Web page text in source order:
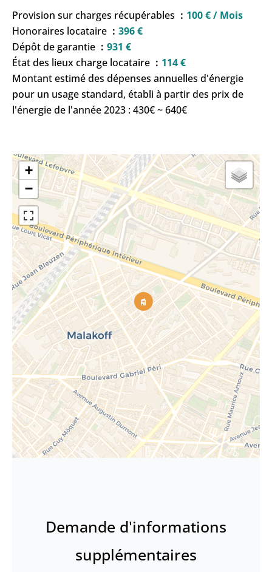
Provision sur charges récupérables
100 € / Mois
Honoraires locataire
396 €
Dépôt de garantie
931 €
État des lieux charge locataire
114 €
Montant estimé des dépenses annuelles d'énergie
pour un usage standard, établi à partir des prix de
l'énergie de l'année 2023 : 430€ ~ 640€
+
−
Demande d'informations
supplémentaires